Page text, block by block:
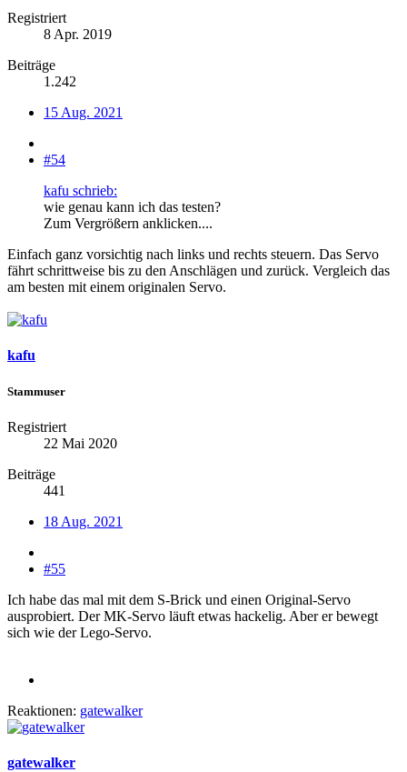
Registriert
8 Apr. 2019
Beiträge
1.242
15 Aug. 2021
#54
kafu schrieb:
wie genau kann ich das testen?
Zum Vergrößern anklicken....
Einfach ganz vorsichtig nach links und rechts steuern. Das Servo
fährt schrittweise bis zu den Anschlägen und zurück. Vergleich das
am besten mit einem originalen Servo.
kafu
Stammuser
Registriert
22 Mai 2020
Beiträge
441
18 Aug. 2021
#55
Ich habe das mal mit dem S-Brick und einen Original-Servo
ausprobiert. Der MK-Servo läuft etwas hackelig. Aber er bewegt
sich wie der Lego-Servo.
Reaktionen: gatewalker
gatewalker